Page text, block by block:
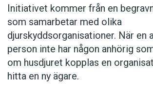
Initiativet kommer från en
som samarbetar med olika
djurskyddsorganisationer. När en
person inte har någon anhörig
om husdjuret kopplas en
hitta en ny ägare.